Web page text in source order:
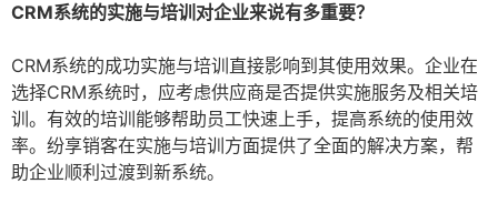
CRM系统的实施与培训对企业来说有多重要？
CRM系统的成功实施与培训直接影响到其使用效果。企业在
选择CRM系统时，应考虑供应商是否提供实施服务及相关培
训。有效的培训能够帮助员工快速上手，提高系统的使用效
率。纷享销客在实施与培训方面提供了全面的解决方案，帮
助企业顺利过渡到新系统。